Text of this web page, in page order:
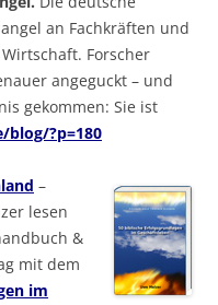
an Fachkräften und
Forscher
angeguckt – und
gekommen: Sie ist
blog/?p=180
–
lesen
&
mit dem
im